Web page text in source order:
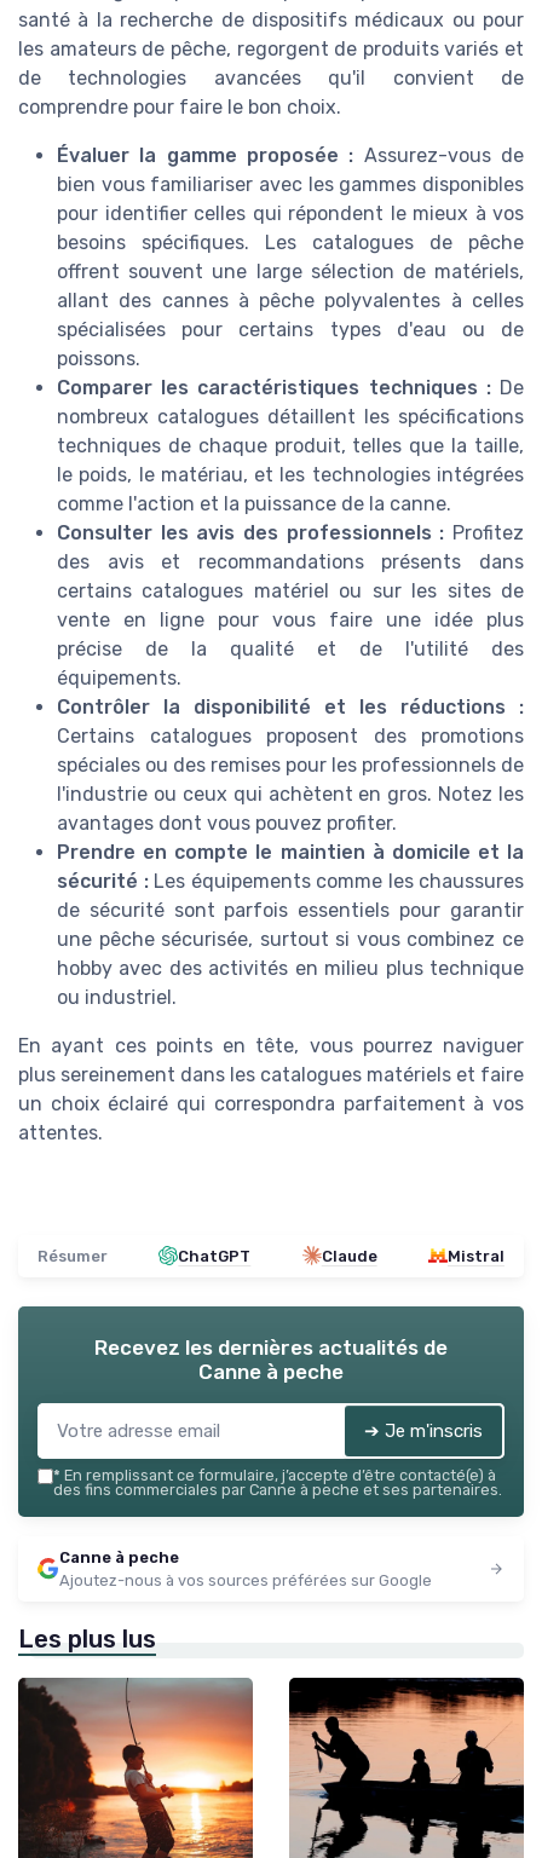
santé à la recherche de dispositifs médicaux ou pour
les amateurs de pêche, regorgent de produits variés et
de technologies avancées qu'il convient de
comprendre pour faire le bon choix.
Évaluer la gamme proposée : Assurez-vous de
bien vous familiariser avec les gammes disponibles
pour identifier celles qui répondent le mieux à vos
besoins spécifiques. Les catalogues de pêche
offrent souvent une large sélection de matériels,
allant des cannes à pêche polyvalentes à celles
spécialisées pour certains types d'eau ou de
poissons.
Comparer les caractéristiques techniques :De
nombreux catalogues détaillent les spécifications
techniques de chaque produit, telles que la taille,
le poids, le matériau, et les technologies intégrées
comme l'action et la puissance de la canne.
Consulter les avis des professionnels : Profitez
des avis et recommandations présents dans
certains catalogues matériel ou sur les sites de
vente en ligne pour vous faire une idée plus
précise de la qualité et de l'utilité des
équipements.
Contrôler la disponibilité et les réductions :
Certains catalogues proposent des promotions
spéciales ou des remises pour les professionnels de
l'industrie ou ceux qui achètent en gros. Notez les
avantages dont vous pouvez profiter.
Prendre en compte le maintien à domicile et la
sécurité :Les équipements comme les chaussures
de sécurité sont parfois essentiels pour garantir
une pêche sécurisée, surtout si vous combinez ce
hobby avec des activités en milieu plus technique
ou industriel.
En ayant ces points en tête, vous pourrez naviguer
plus sereinement dans les catalogues matériels et faire
un choix éclairé qui correspondra parfaitement à vos
attentes.
Résumer ChatGPT Claude Mistral
Recevez les dernières actualités de
Canne à peche
➔ Je m'inscris
* En remplissant ce formulaire, j’accepte d’être contacté(e) à
des fins commerciales par Canne à peche et ses partenaires.
Canne à peche
Ajoutez-nous à vos sources préférées sur Google
Les plus lus